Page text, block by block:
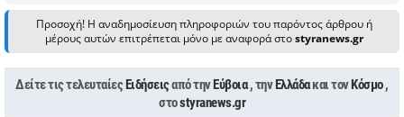
Προσοχή! Η αναδημοσίευση πληροφοριών του παρόντος άρθρου ή
μέρους αυτών επιτρέπεται μόνο με αναφορά στοstyranews.gr
Δείτε τις τελευταίεςΕιδήσειςαπό τηνΕύβοια , τηνΕλλάδακαι τονΚόσμο,
στοstyranews.gr